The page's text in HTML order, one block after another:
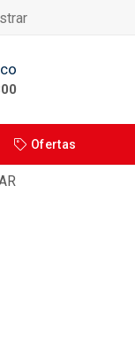
Ofertas